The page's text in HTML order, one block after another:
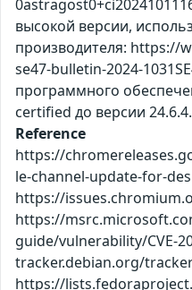
высокой версии,
производителя: https://
se47-bulletin-2024-
программного
certified до версии
Reference
https://
le-channel-update-for-
https://
https://
guide/vulnerability/CVE-
tracker.debian.org/
https://